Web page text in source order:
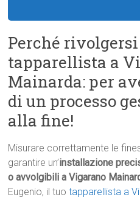
Perché
tapparellista a
Mainarda: per
di un processo
alla fine!
Misurare correttamente le
garantire un’installazione
o avvolgibili a Vigarano
Eugenio, il tuotapparellista a